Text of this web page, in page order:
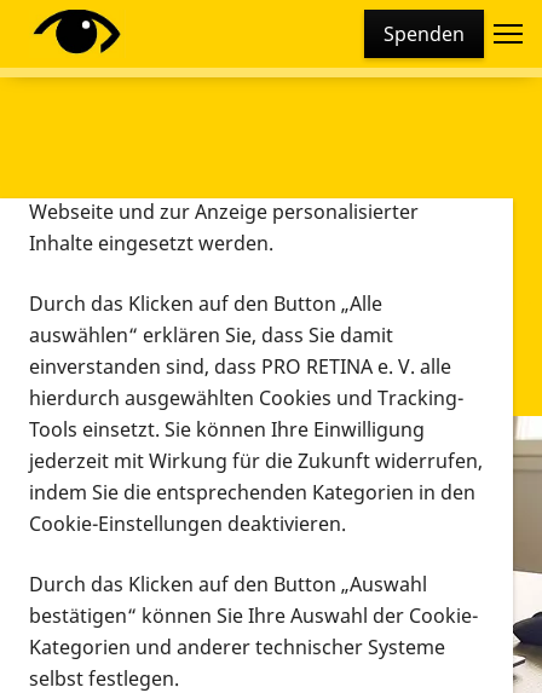
Spenden
Infomaterial
Infomaterial
Vorlesen
Alle Infomaterialien in verschiedenen
Formaten an einem Ort
Diese Webseite setzt verschiedene Cookies und
Tracking-Tools ein. Dies beinhaltet Cookies und
Webseite und zur Anzeige personalisierter
Inhalte eingesetzt werden.
Durch das Klicken auf den Button „Alle
auswählen“ erklären Sie, dass Sie damit
einverstanden sind, dass PRO RETINA e. V. alle
hierdurch ausgewählten Cookies und Tracking-
Tools einsetzt. Sie können Ihre Einwilligung
jederzeit mit Wirkung für die Zukunft widerrufen,
indem Sie die entsprechenden Kategorien in den
Cookie-Einstellungen deaktivieren.
Durch das Klicken auf den Button „Auswahl
bestätigen“ können Sie Ihre Auswahl der Cookie-
Kategorien und anderer technischer Systeme
selbst festlegen.